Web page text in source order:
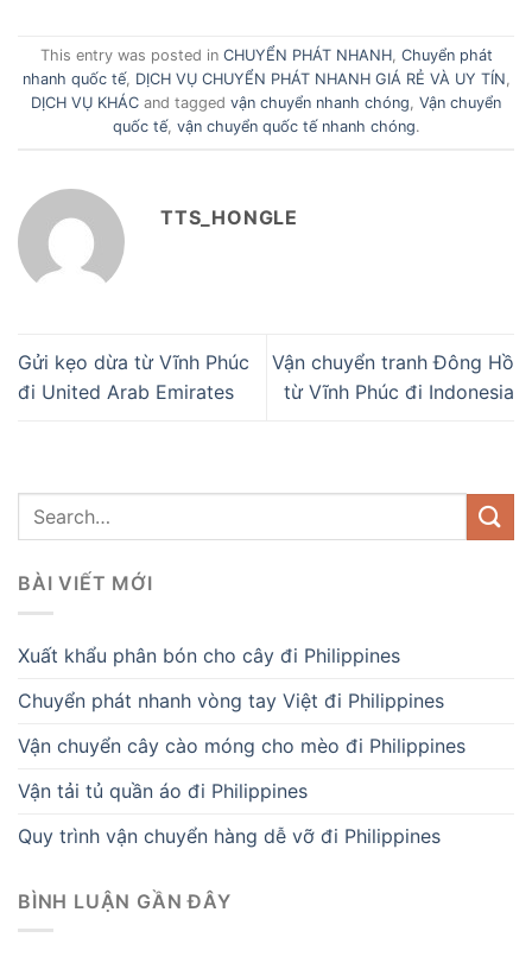
This entry was posted in CHUYỂN PHÁT NHANH, Chuyển phát
nhanh quốc tế, DỊCH VỤ CHUYỂN PHÁT NHANH GIÁ RẺ VÀ UY TÍN,
DỊCH VỤ KHÁC and tagged vận chuyển nhanh chóng, Vận chuyển
quốc tế, vận chuyển quốc tế nhanh chóng.
TTS_HONGLE
Gửi kẹo dừa từ Vĩnh Phúc
đi United Arab Emirates
Vận chuyển tranh Đông Hồ
từ Vĩnh Phúc đi Indonesia
BÀI VIẾT MỚI
Xuất khẩu phân bón cho cây đi Philippines
Chuyển phát nhanh vòng tay Việt đi Philippines
Vận chuyển cây cào móng cho mèo đi Philippines
Vận tải tủ quần áo đi Philippines
Quy trình vận chuyển hàng dễ vỡ đi Philippines
BÌNH LUẬN GẦN ĐÂY